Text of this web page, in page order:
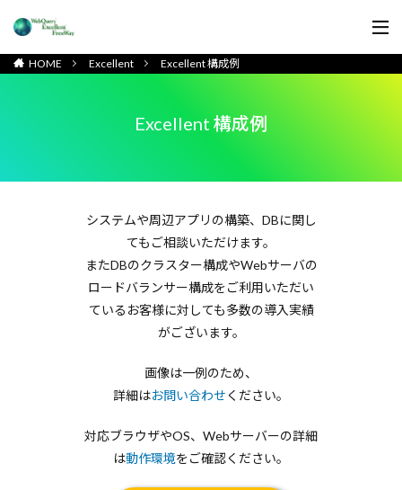
HOME Excellent Excellent 構成例
Excellent 構成例
システムや周辺アプリの構築、DBに関し
てもご相談いただけます。
またDBのクラスター構成やWebサーバの
ロードバランサー構成をご利用いただい
ているお客様に対しても多数の導入実績
がございます。
画像は一例のため、
詳細はお問い合わせ ください。
対応ブラウザやOS、Webサーバーの詳細
は動作環境をご確認ください。